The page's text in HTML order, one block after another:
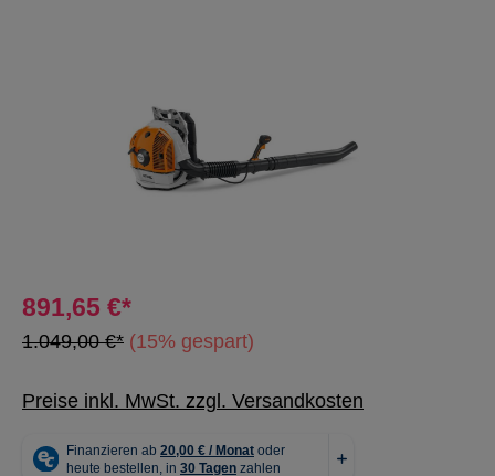
891,65 €*
1.049,00 €* (15% gespart)
Preise inkl. MwSt. zzgl. Versandkosten